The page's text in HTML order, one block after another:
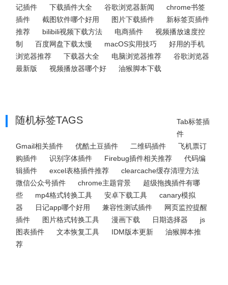
记插件
下载插件大全 谷歌浏览器新闻
chrome书签
插件
截图软件哪个好用 图片下载插件
新标签页插件
推荐
bilibili视频下载方法 电商插件
视频播放速度控
制
百度网盘下载太慢 macOS实用技巧
好用的手机
浏览器推荐
下载器大全 电脑浏览器推荐
谷歌浏览器
最新版
视频播放器哪个好 油猴脚本下载
随机标签TAGS
Tab标签插
件
Gmail相关插件
优酷土豆插件 二维码插件
飞机票订
购插件
识别字体插件 Firebug插件相关推荐
代码编
辑插件
excel表格插件推荐
clearcache缓存清理方法
微信公众号插件
chrome主题背景
超级拖拽插件有哪
些
mp4格式转换工具 安卓下载工具
canary模拟
器
日记app哪个好用 兼容性测试插件
网页监控提醒
插件
图片格式转换工具 漫画下载 日期选择器
js
图表插件
文本恢复工具 IDM版本更新
油猴脚本推
荐